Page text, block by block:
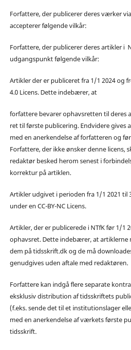
Forfattere, der publicerer deres værker
accepterer følgende vilkår:
Forfattere, der publicerer deres artikler i
udgangspunkt følgende vilkår:
Artikler der er publiceret fra 1/1 2024 og
4.0 Licens. Dette indebærer, at
forfattere bevarer ophavsretten til deres
ret til første publicering. Endvidere gives
med en anerkendelse af forfatteren og
Forfattere, der ikke ønsker denne licens,
redaktør besked herom senest i
korrektur på artiklen.
Artikler udgivet i perioden fra 1/1 2021 til
under en CC-BY-NC Licens.
Artikler, der er publicerede i NTfK før 1/1
ophavsret. Dette indebærer, at artiklerne
dem på tidsskrift.dk og de må
genudgives uden aftale med redaktøren.
Forfattere kan indgå flere separate
eksklusiv distribution af tidsskriftets
(f.eks. sende det til et institutionslager
med en anerkendelse af værkets første
tidsskrift.